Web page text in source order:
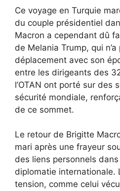
Ce voyage en Turquie
du couple présidentiel
Macron a cependant dû
de Melania Trump, qui
déplacement avec son
entre les dirigeants des
l’OTAN ont porté sur des
sécurité mondiale,
de ce sommet.
Le retour de Brigitte
mari après une frayeur
des liens personnels
diplomatie internationale.
tension, comme celui